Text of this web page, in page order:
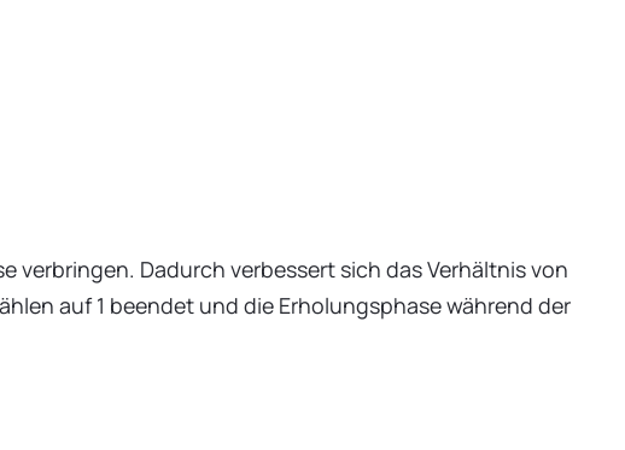
verbringen. Dadurch verbessert sich das Verhältnis von
auf 1 beendet und die Erholungsphase während der